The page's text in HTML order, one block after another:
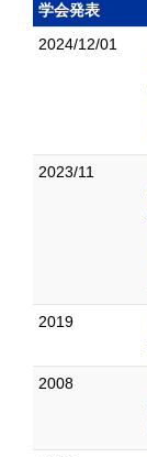
学会発表
2024/12/01
2023/11
2019
2008